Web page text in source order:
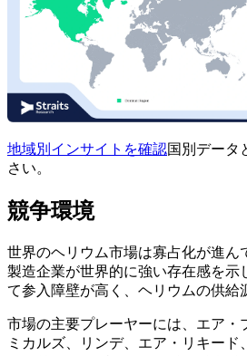
地域別インサイトを確認国別データ
さい。
競争環境
世界のヘリウム市場は寡占化が進ん
製造企業が世界的に強い存在感を示
て参入障壁が高く、ヘリウムの供給
市場の主要プレーヤーには、エア・
ミカルズ、リンデ、エア・リキー